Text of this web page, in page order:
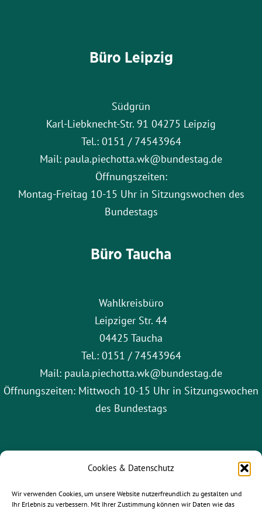
Cookies & Datenschutz
Wir verwenden Cookies, um unsere Website nutzerfreundlich zu gestalten und
Ihr Erlebnis zu verbessern. Mit Ihrer Zustimmung können wir Daten wie das
Büro Leipzig
Südgrün
Karl-Liebknecht-Str. 91 04275 Leipzig
Tel.: 0151 / 74543964
Mail: paula.piechotta.wk@bundestag.de
Öffnungszeiten:
Montag-Freitag 10-15 Uhr in Sitzungswochen des
Bundestags
Büro Taucha
Wahlkreisbüro
Leipziger Str. 44
04425 Taucha
Tel.: 0151 / 74543964
Mail: paula.piechotta.wk@bundestag.de
Öffnungszeiten: Mittwoch 10-15 Uhr in Sitzungswochen
des Bundestags